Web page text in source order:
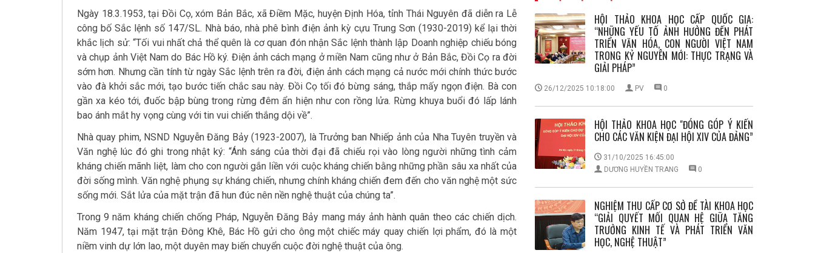
Ngày 18.3.1953, tại Đồi Cọ, xóm Bản Bắc, xã Điềm Mặc, huyện Định Hóa, tỉnh Thái Nguyên đã diễn ra Lễ
công bố Sắc lệnh số 147/SL. Nhà báo, nhà phê bình điện ảnh kỳ cựu Trung Sơn (1930-2019) kể lại thời
khắc lịch sử: “Tối vui nhất chả thể quên là cơ quan đón nhận Sắc lệnh thành lập Doanh nghiệp chiếu bóng
và chụp ảnh Việt Nam do Bác Hồ ký. Điện ảnh cách mạng ở miền Nam cũng như ở Bản Bắc, Đồi Cọ ra đời
sớm hơn. Nhưng cần tính từ ngày Sắc lệnh trên ra đời, điện ảnh cách mạng cả nước mới chính thức bước
vào đà khởi sắc mới, tạo bước tiến chắc sau này. Đồi Cọ tối đó bừng sáng, thắp mấy ngọn điện. Bà con
gần xa kéo tới, đuốc bập bùng trong rừng đêm ẩn hiện như con rồng lửa. Rừng khuya buổi đó lấp lánh
bao ánh mắt hy vọng cùng với tin vui chiến thắng dội về”.
Nhà quay phim, NSND Nguyễn Đăng Bảy (1923-2007), là Trưởng ban Nhiếp ảnh của Nha Tuyên truyền và
Văn nghệ lúc đó ghi trong nhật ký: “Ánh sáng của thời đại đã chiếu rọi vào lòng người những tình cảm
kháng chiến mãnh liệt, làm cho con người gắn liền với cuộc kháng chiến bằng những phần sâu xa nhất của
đời sống mình. Văn nghệ phụng sự kháng chiến, nhưng chính kháng chiến đem đến cho văn nghệ một sức
sống mới. Sắt lửa của mặt trận đã hun đúc nên nền nghệ thuật của chúng ta”.
Trong 9 năm kháng chiến chống Pháp, Nguyễn Đăng Bảy mang máy ảnh hành quân theo các chiến dịch.
Năm 1947, tại mặt trận Đông Khê, Bác Hồ gửi cho ông một chiếc máy quay chiến lợi phẩm, đó là một
niềm vinh dự lớn lao, một duyên may biến chuyển cuộc đời nghệ thuật của ông.
HỘI THẢO KHOA HỌC CẤP QUỐC GIA:
“NHỮNG YẾU TỐ ẢNH HƯỞNG ĐẾN PHÁT
TRIỂN VĂN HÓA, CON NGƯỜI VIỆT NAM
TRONG KỶ NGUYÊN MỚI: THỰC TRẠNG VÀ
GIẢI PHÁP”
26/12/2025 10:18:00 PV 0
HỘI THẢO KHOA HỌC "ĐÓNG GÓP Ý KIẾN
CHO CÁC VĂN KIỆN ĐẠI HỘI XIV CỦA ĐẢNG”
31/10/2025 16:45:00
DƯƠNG HUYỀN TRANG
0
NGHIỆM THU CẤP CƠ SỞ ĐỀ TÀI KHOA HỌC
“GIẢI QUYẾT MỐI QUAN HỆ GIỮA TĂNG
TRƯỞNG KINH TẾ VÀ PHÁT TRIỂN VĂN
HỌC, NGHỆ THUẬT”